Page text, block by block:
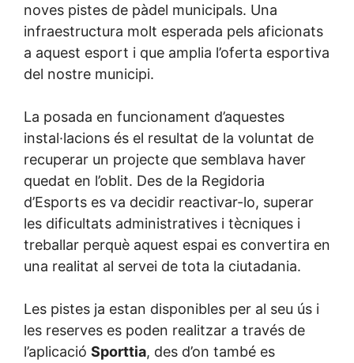
noves pistes de pàdel municipals. Una
infraestructura molt esperada pels aficionats
a aquest esport i que amplia l’oferta esportiva
del nostre municipi.
La posada en funcionament d’aquestes
instal·lacions és el resultat de la voluntat de
recuperar un projecte que semblava haver
quedat en l’oblit. Des de la Regidoria
d’Esports es va decidir reactivar-lo, superar
les dificultats administratives i tècniques i
treballar perquè aquest espai es convertira en
una realitat al servei de tota la ciutadania.
Les pistes ja estan disponibles per al seu ús i
les reserves es poden realitzar a través de
l’aplicació Sporttia, des d’on també es